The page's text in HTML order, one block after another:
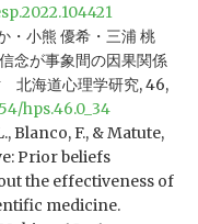
・小熊 優希・三浦 桃
念が事象間の因果関係
北海道心理学研究, 46,
hps.46.0_34
Blanco, F., & Matute,
Prior beliefs
the effectiveness of
medicine.